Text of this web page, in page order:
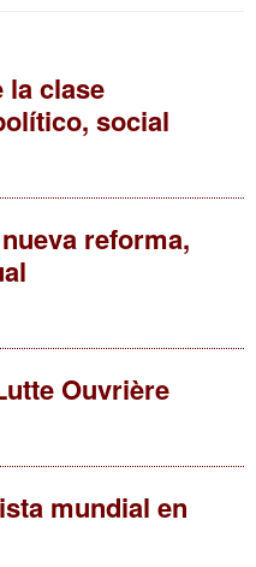
la clase
social
reforma,
Ouvrière
mundial en